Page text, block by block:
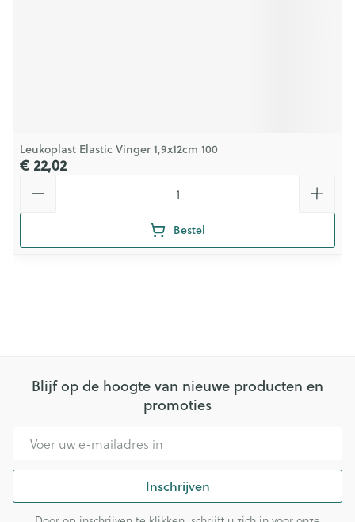
Leukoplast Elastic Vinger 1,9x12cm 100
€ 22,02
Bestel
Blijf op de hoogte van nieuwe producten en
promoties
Inschrijven